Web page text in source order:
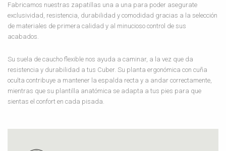
Fabricamos nuestras zapatillas una a una para poder asegurate
exclusividad, resistencia, durabilidad y comodidad gracias a la selección
de materiales de primera calidad y al minucioso control de sus
acabados.
Su suela de caucho flexible nos ayuda a caminar, a la vez que da
resistencia y durabilidad a tus Cuber. Su planta ergonómica con cuña
oculta contribuye a mantener la espalda recta y a andar correctamente,
mientras que su plantilla anatómica se adapta a tus pies para que
sientas el confort en cada pisada.